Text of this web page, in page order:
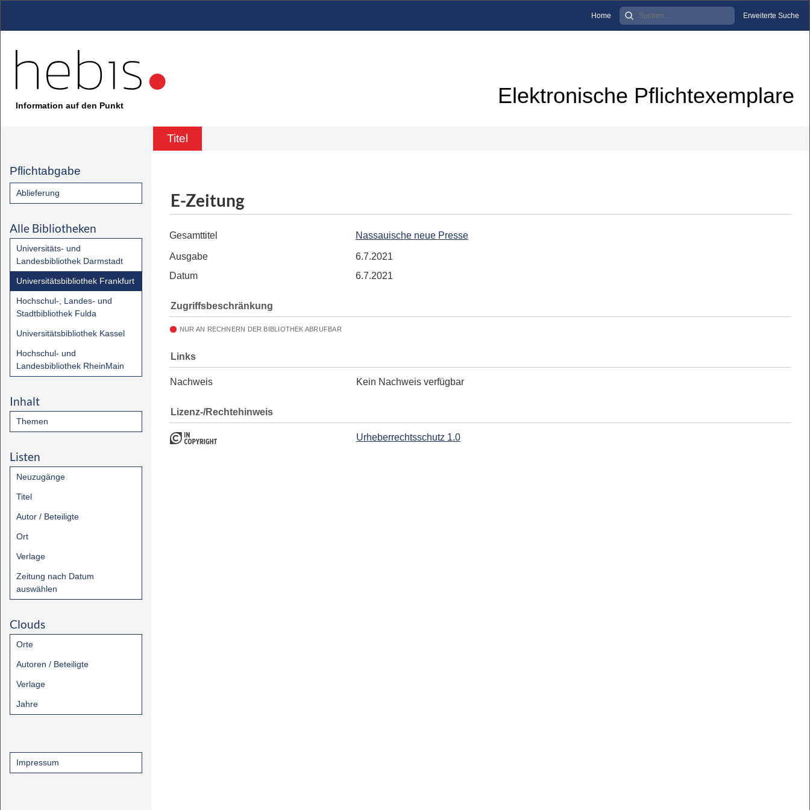
Home Erweiterte Suche
Information auf den Punkt Elektronische Pflichtexemplare
Titel
Pflichtabgabe
Ablieferung
Alle Bibliotheken
Universitäts- und
Landesbibliothek Darmstadt
Universitätsbibliothek Frankfurt
Hochschul-, Landes- und
Stadtbibliothek Fulda
Universitätsbibliothek Kassel
Hochschul- und
Landesbibliothek RheinMain
Inhalt
Themen
Listen
Neuzugänge
Titel
Autor / Beteiligte
Ort
Verlage
Zeitung nach Datum
auswählen
Clouds
Orte
Autoren / Beteiligte
Verlage
Jahre
Impressum
E-Zeitung
Gesamttitel Nassauische neue Presse
Ausgabe
6.7.2021
Datum
6.7.2021
Zugriffsbeschränkung
NUR AN RECHNERN DER BIBLIOTHEK ABRUFBAR
Links
Nachweis Kein Nachweis verfügbar
Lizenz-/Rechtehinweis
Urheberrechtsschutz 1.0